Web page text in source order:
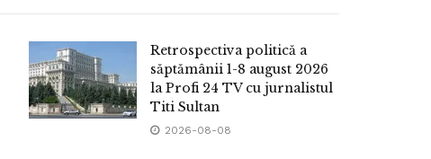
Retrospectiva politică a
săptămânii 1-8 august 2026
la Profi 24 TV cu jurnalistul
Titi Sultan
2026-08-08